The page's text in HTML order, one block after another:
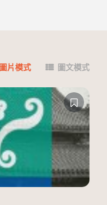
圖片模式 圖文模式